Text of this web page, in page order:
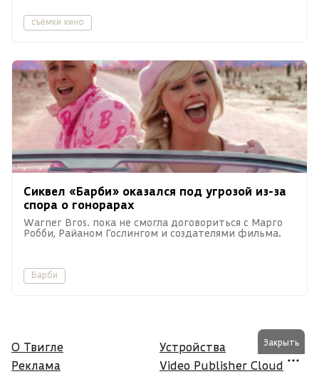
съёмки кино
Сиквел «Барби» оказался под угрозой из-за
спора о гонорарах
Warner Bros. пока не смогла договориться с Марго
Робби, Райаном Гослингом и создателями фильма.
Барби
Закрыть
О Твигле
Устройства
Реклама
Video Publisher Cloud